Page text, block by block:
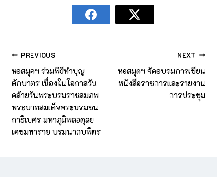
PREVIOUS
หอสมุดฯ ร่วมพิธีทำบุญ
ตักบาตร เนื่องในโอกาสวัน
คล้ายวันพระบรมราชสมภพ
พระบาทสมเด็จพระบรมชน
กาธิเบศร มหาภูมิพลอดุลย
เดชมหาราช บรมนาถบพิตร
NEXT
หอสมุดฯ จัดอบรมการเขียน
หนังสือราชการและรายงาน
การประชุม